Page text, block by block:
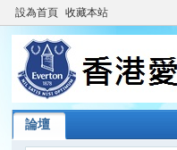
設為首頁 收藏本站
論壇